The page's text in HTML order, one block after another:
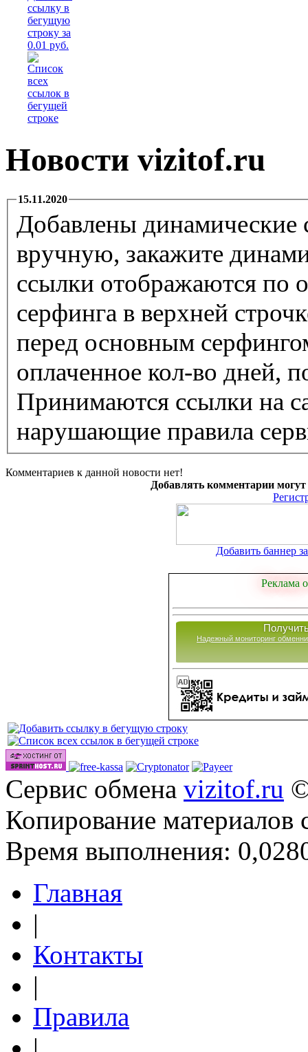
Новости vizitof.ru
15.11.2020
Добавлены динамические
вручную, закажите
ссылки отображаются по
серфинга в верхней
перед основным
оплаченное кол-во дней,
Принимаются ссылки на
нарушающие правила
Комментариев к данной новости нет!
Добавлять комментарии могут
Добавить баннер
Реклама
Надежный мониторинг
Сервис обмена vizitof.ru
Копирование материалов
Время выполнения:
Главная
|
Контакты
|
Правила